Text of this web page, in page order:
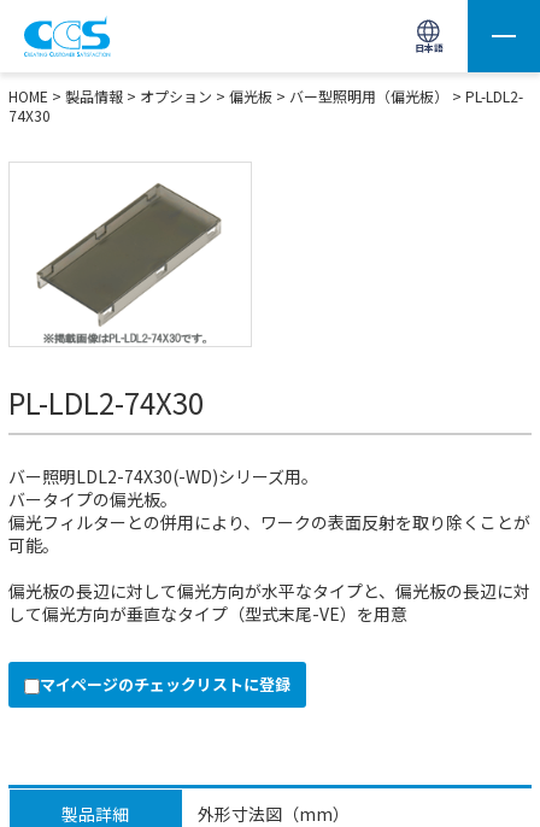
日本語
画像処理用の製品検索 サイト内検索(Enterで実行)
HOME > 製品情報 > オプション > 偏光板 > バー型照明用（偏光板）
> PL-LDL2-
74X30
PL-LDL2-74X30
バー照明LDL2-74X30(-WD)シリーズ用。
バータイプの偏光板。
偏光フィルターとの併用により、ワークの表面反射を取り除くことが
可能。
偏光板の長辺に対して偏光方向が水平なタイプと、偏光板の長辺に対
して偏光方向が垂直なタイプ（型式末尾-VE）を用意
マイページのチェックリストに登録
製品詳細 外形寸法図（mm）